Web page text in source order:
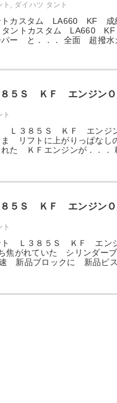
ト , ダイハツ タント
トカスタム LA660 KF
ントカスタム LA660
パー と．．． 全面 超撥水
５Ｓ ＫＦ エンジン
ト
Ｌ３８５Ｓ ＫＦ エンジ
ま リフトに上がりっぱな
た ＫＦエンジンが．．．
５Ｓ ＫＦ エンジンＯ
ト
ト Ｌ３８５Ｓ ＫＦ エン
焦がれていた シリンダー
新品ブロックに 新品ピ